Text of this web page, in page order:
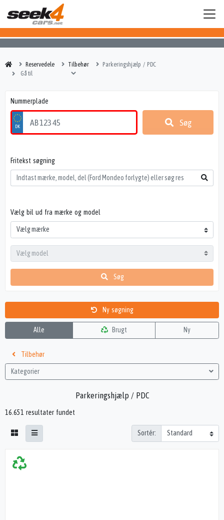
Reservedele Tilbehør Parkeringshjælp / PDC
Nummerplade
Søg
Fritekst søgning
Vælg bil ud fra mærke og model
Søg
Ny søgning
Alle Brugt Ny
Tilbehør
Kategorier
Parkeringshjælp / PDC
16.651 resultater fundet
Sortér: